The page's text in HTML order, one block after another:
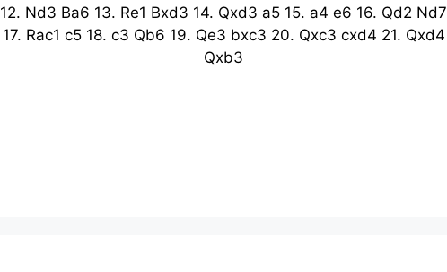
12. Nd3 Ba6 13. Re1 Bxd3 14. Qxd3 a5 15. a4 e6 16. Qd2 Nd7
17. Rac1 c5 18. c3 Qb6 19. Qe3 bxc3 20. Qxc3 cxd4 21. Qxd4
Qxb3